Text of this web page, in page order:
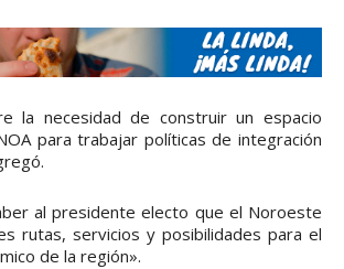
la necesidad de construir un espacio
para trabajar políticas de integración
al presidente electo que el Noroeste
rutas, servicios y posibilidades para el
de la región».